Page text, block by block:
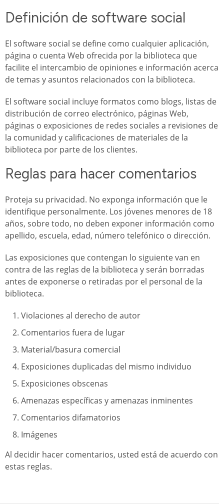
Definición de software social
El software social se define como cualquier aplicación,
página o cuenta Web ofrecida por la biblioteca que
facilite el intercambio de opiniones e información acerca
de temas y asuntos relacionados con la biblioteca.
El software social incluye formatos como blogs, listas de
distribución de correo electrónico, páginas Web,
páginas o exposiciones de redes sociales a revisiones de
la comunidad y calificaciones de materiales de la
biblioteca por parte de los clientes.
Reglas para hacer comentarios
Proteja su privacidad. No exponga información que le
identifique personalmente. Los jóvenes menores de 18
años, sobre todo, no deben exponer información como
apellido, escuela, edad, número telefónico o dirección.
Las exposiciones que contengan lo siguiente van en
contra de las reglas de la biblioteca y serán borradas
antes de exponerse o retiradas por el personal de la
biblioteca.
Violaciones al derecho de autor
Comentarios fuera de lugar
Material/basura comercial
Exposiciones duplicadas del mismo individuo
Exposiciones obscenas
Amenazas específicas y amenazas inminentes
Comentarios difamatorios
Imágenes
Al decidir hacer comentarios, usted está de acuerdo con
estas reglas.